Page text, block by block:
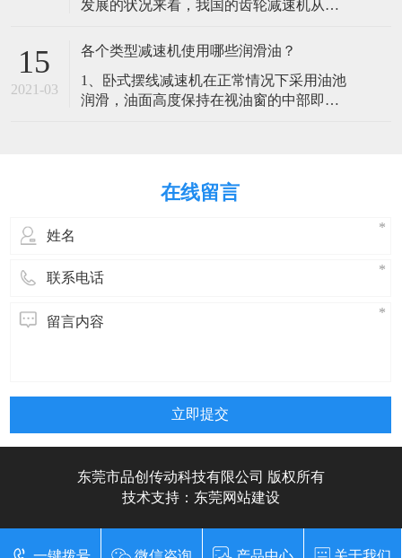
东莞市品创传动科技有限公司 版权所有
技术支持： 东莞网站建设